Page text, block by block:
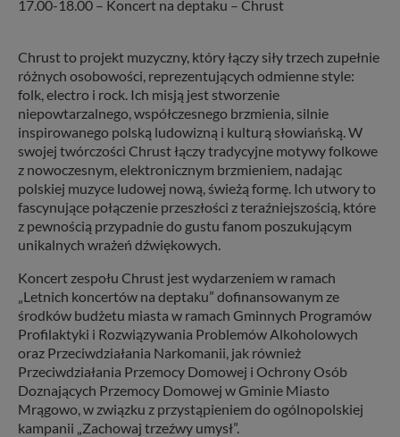
17.00-18.00 – Koncert na deptaku – Chrust
Chrust to projekt muzyczny, który łączy siły trzech zupełnie
różnych osobowości, reprezentujących odmienne style:
folk, electro i rock. Ich misją jest stworzenie
niepowtarzalnego, współczesnego brzmienia, silnie
inspirowanego polską ludowizną i kulturą słowiańską. W
swojej twórczości Chrust łączy tradycyjne motywy folkowe
z nowoczesnym, elektronicznym brzmieniem, nadając
polskiej muzyce ludowej nową, świeżą formę. Ich utwory to
fascynujące połączenie przeszłości z teraźniejszością, które
z pewnością przypadnie do gustu fanom poszukującym
unikalnych wrażeń dźwiękowych.
Koncert zespołu Chrust jest wydarzeniem w ramach
„Letnich koncertów na deptaku” dofinansowanym ze
środków budżetu miasta w ramach Gminnych Programów
Profilaktyki i Rozwiązywania Problemów Alkoholowych
oraz Przeciwdziałania Narkomanii, jak również
Przeciwdziałania Przemocy Domowej i Ochrony Osób
Doznających Przemocy Domowej w Gminie Miasto
Mrągowo, w związku z przystąpieniem do ogólnopolskiej
kampanii „Zachowaj trzeźwy umysł”.